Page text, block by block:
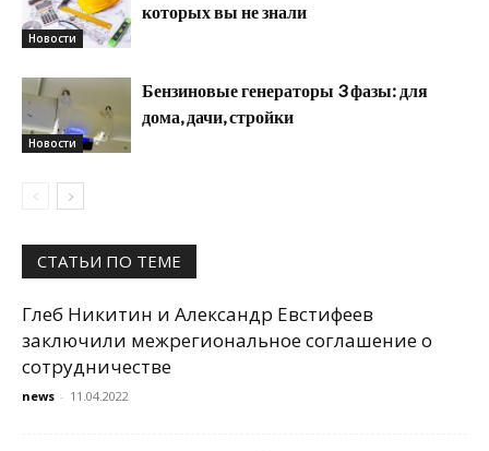
Новости
которых вы не знали
Новости
Бензиновые генераторы 3 фазы: для
дома, дачи, стройки
СТАТЬИ ПО ТЕМЕ
Глеб Никитин и Александр Евстифеев
заключили межрегиональное соглашение о
сотрудничестве
news - 11.04.2022